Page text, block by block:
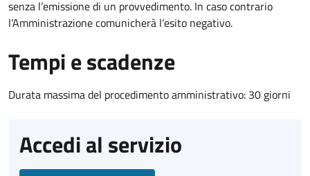
senza l’emissione di un provvedimento. In caso contrario
l’Amministrazione comunicherà l’esito negativo.
Tempi e scadenze
Durata massima del procedimento amministrativo: 30 giorni
Accedi al servizio